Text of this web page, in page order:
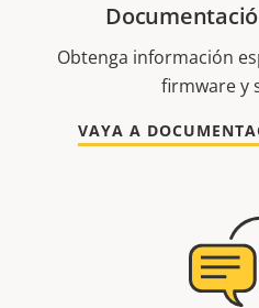
Obtenga información
firmware y
VAYA A